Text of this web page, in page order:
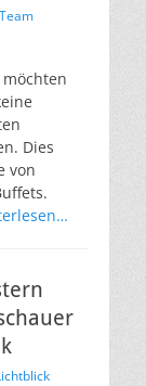
Team
Dies
von